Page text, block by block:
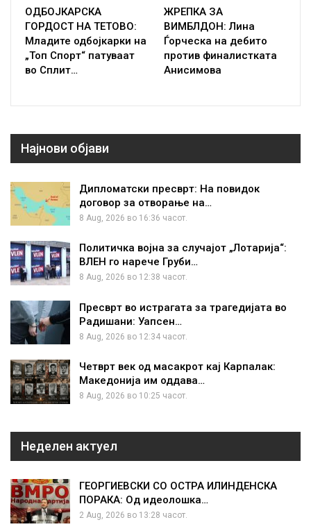
ОДБОЈКАРСКА
ГОРДОСТ НА ТЕТОВО:
Младите одбојкарки на
„Топ Спорт“ патуваат
во Сплит…
ЖРЕПКА ЗА
ВИМБЛДОН: Лина
Ѓорческа на дебито
против финалистката
Анисимова
Најнови објави
Дипломатски пресврт: На повидок
договор за отворање на…
8 Aug, 2026 во 16:36 часот.
Политичка војна за случајот „Лотарија“:
ВЛЕН го нарече Груби…
8 Aug, 2026 во 12:38 часот.
Пресврт во истрагата за трагедијата во
Радишани: Уапсен…
8 Aug, 2026 во 12:34 часот.
Четврт век од масакрот кај Карпалак:
Македонија им оддава…
8 Aug, 2026 во 10:25 часот.
Неделен актуел
ГЕОРГИЕВСКИ СО ОСТРА ИЛИНДЕНСКА
ПОРАКА: Од идеолошка…
2 Aug, 2026 во 13:28 часот.